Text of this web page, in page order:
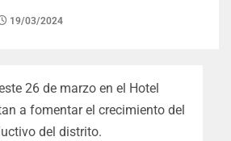
19/03/2024
26 de marzo en el Hotel
a fomentar el crecimiento del
del distrito.